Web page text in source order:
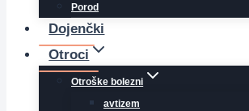
Porod
Dojenčki
Otroci
Otroške bolezni
avtizem